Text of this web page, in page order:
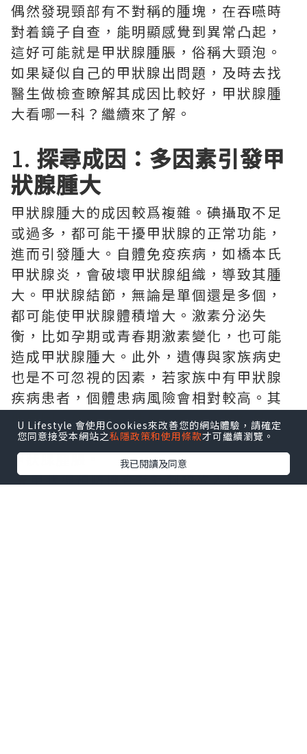
偶然發現頸部有不對稱的腫塊，在吞嚥時
對着鏡子自查，能明顯感覺到異常凸起，
這好可能就是甲狀腺腫脹，俗稱大頸泡。
如果疑似自己的甲狀腺出問題，及時去找
醫生做檢查瞭解其成因比較好，甲狀腺腫
大看哪一科？繼續來了解。
1. 探尋成因：多因素引發甲
狀腺腫大
甲狀腺腫大的成因較爲複雜。碘攝取不足
或過多，都可能干擾甲狀腺的正常功能，
進而引發腫大。自體免疫疾病，如橋本氏
甲狀腺炎，會破壞甲狀腺組織，導致其腫
大。甲狀腺結節，無論是單個還是多個，
都可能使甲狀腺體積增大。激素分泌失
衡，比如孕期或青春期激素變化，也可能
造成甲狀腺腫大。此外，遺傳與家族病史
也是不可忽視的因素，若家族中有甲狀腺
疾病患者，個體患病風險會相對較高。其
他原因，像感染、腫瘤（包括惡性和良
性）、頸部放射線暴露等，同樣可能導致
甲狀腺腫脹。
★甲狀腺預防檢查計計劃預約入口
U Lifestyle 會使用Cookies來改善您的網站體驗，請確定
您同意接受本網站之私隱政策和使用條款才可繼續瀏覽。
我已閱讀及同意